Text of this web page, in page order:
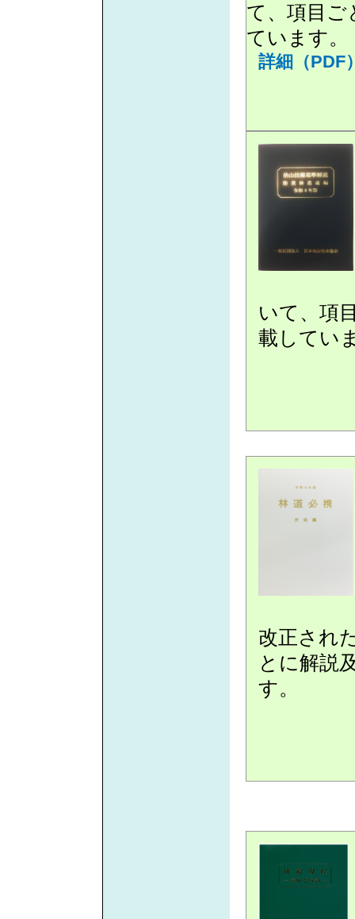
て、項目ご
ています。
詳細（PDF
いて、項
載してい
改正され
とに解説
す。